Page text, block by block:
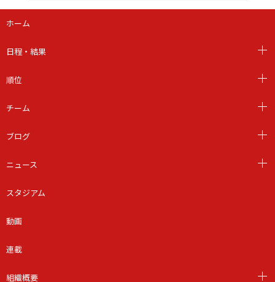
ホーム
日程・結果
順位
チーム
ブログ
ニュース
スタジアム
動画
連載
組織概要